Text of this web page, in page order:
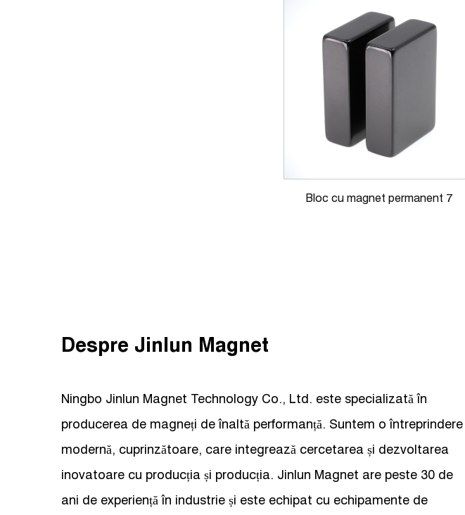
Bloc cu magnet permanent 7
Despre Jinlun Magnet
Ningbo Jinlun Magnet Technology Co., Ltd. este specializată în
producerea de magneți de înaltă performanță. Suntem o întreprindere
modernă, cuprinzătoare, care integrează cercetarea și dezvoltarea
inovatoare cu producția și producția. Jinlun Magnet are peste 30 de
ani de experiență în industrie și este echipat cu echipamente de